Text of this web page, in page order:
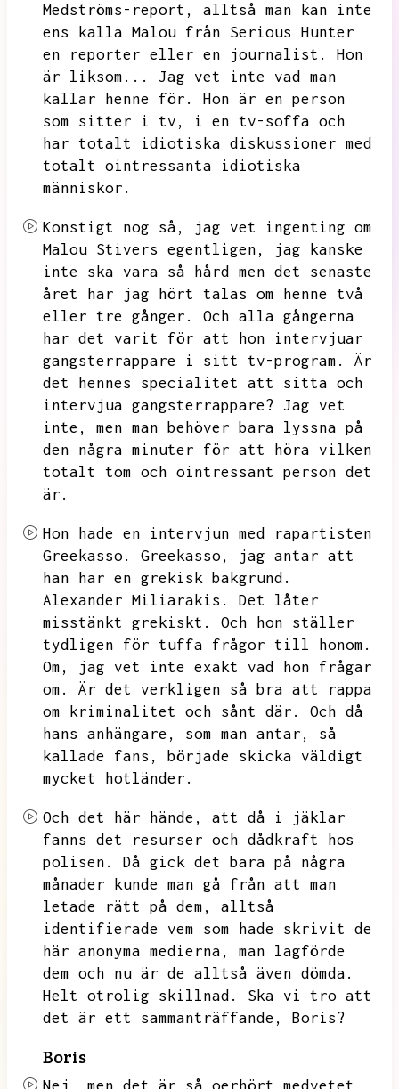
Medströms-report,
alltså man kan inte
ens kalla Malou från Serious Hunter
en reporter eller en journalist.
Hon
är liksom...
Jag vet inte vad man
kallar henne för.
Hon är en person
som sitter i tv,
i en tv-soffa och
har totalt idiotiska diskussioner med
totalt ointressanta idiotiska
människor.
Konstigt nog så,
jag vet ingenting om
Malou Stivers egentligen,
jag kanske
inte ska vara så hård men det senaste
året har jag hört talas om henne två
eller tre gånger.
Och alla gångerna
har det varit för att hon intervjuar
gangsterrappare i sitt tv-program.
Är
det hennes specialitet att sitta och
intervjua gangsterrappare? Jag vet
inte,
men man behöver bara lyssna på
den några minuter för att höra vilken
totalt tom och ointressant person det
är.
Hon hade en intervjun med rapartisten
Greekasso.
Greekasso,
jag antar att
han har en grekisk bakgrund.
Alexander Miliarakis.
Det låter
misstänkt grekiskt.
Och hon ställer
tydligen för tuffa frågor till honom.
Om,
jag vet inte exakt vad hon frågar
om.
Är det verkligen så bra att rappa
om kriminalitet och sånt där.
Och då
hans anhängare,
som man antar,
så
kallade fans,
började skicka väldigt
mycket hotländer.
Och det här hände,
att då i jäklar
fanns det resurser och dådkraft hos
polisen.
Då gick det bara på några
månader kunde man gå från att man
letade rätt på dem,
alltså
identifierade vem som hade skrivit de
här anonyma medierna,
man lagförde
dem och nu är de alltså även dömda.
Helt otrolig skillnad.
Ska vi tro att
det är ett sammanträffande,
Boris?
Boris
Nej, men det är så oerhört medvetet